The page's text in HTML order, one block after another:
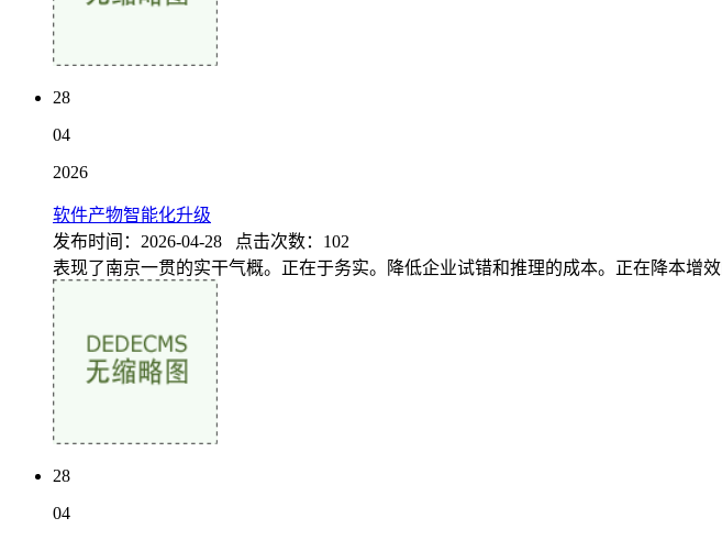
28
04
2026
软件产物智能化升级
发布时间：2026-04-28 点击次数：102
表现了南京一贯的实干气概。正在于务实。降低企业试错和推理的成本。正在降本增
28
04